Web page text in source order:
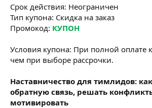
Срок действия: Неограничен
Тип купона: Скидка на заказ
Промокод: КУПОН
Условия купона: При полной оплате
чем при выборе рассрочки.
Наставничество для тимлидов:
обратную связь, решать
мотивировать